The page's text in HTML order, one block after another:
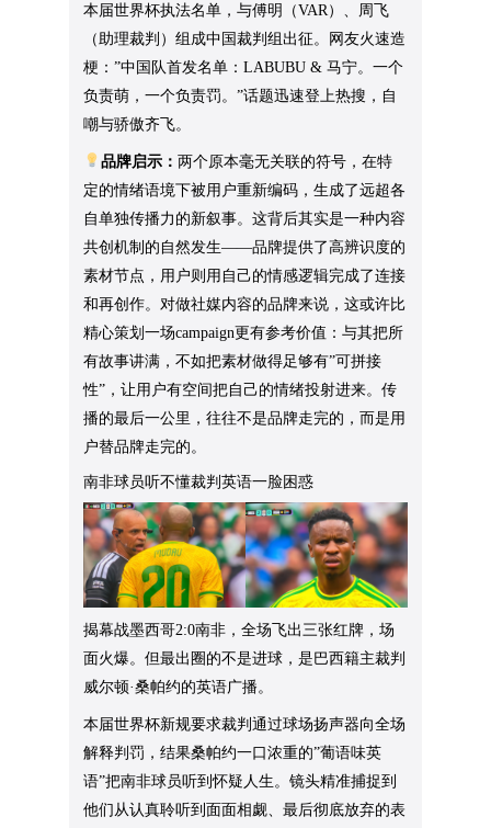
本届世界杯执法名单，与傅明（VAR）、周飞
（助理裁判）组成中国裁判组出征。网友火速造
梗：”中国队首发名单：LABUBU & 马宁。一个
负责萌，一个负责罚。”话题迅速登上热搜，自
嘲与骄傲齐飞。
品牌启示： 两个原本毫无关联的符号，在特
定的情绪语境下被用户重新编码，生成了远超各
自单独传播力的新叙事。这背后其实是一种内容
共创机制的自然发生——品牌提供了高辨识度的
素材节点，用户则用自己的情感逻辑完成了连接
和再创作。对做社媒内容的品牌来说，这或许比
精心策划一场campaign更有参考价值：与其把所
有故事讲满，不如把素材做得足够有”可拼接
性”，让用户有空间把自己的情绪投射进来。传
播的最后一公里，往往不是品牌走完的，而是用
户替品牌走完的。
南非球员听不懂裁判英语一脸困惑
揭幕战墨西哥2:0南非，全场飞出三张红牌，场
面火爆。但最出圈的不是进球，是巴西籍主裁判
威尔顿·桑帕约的英语广播。
本届世界杯新规要求裁判通过球场扬声器向全场
解释判罚，结果桑帕约一口浓重的”葡语味英
语”把南非球员听到怀疑人生。镜头精准捕捉到
他们从认真聆听到面面相觑、最后彻底放弃的表